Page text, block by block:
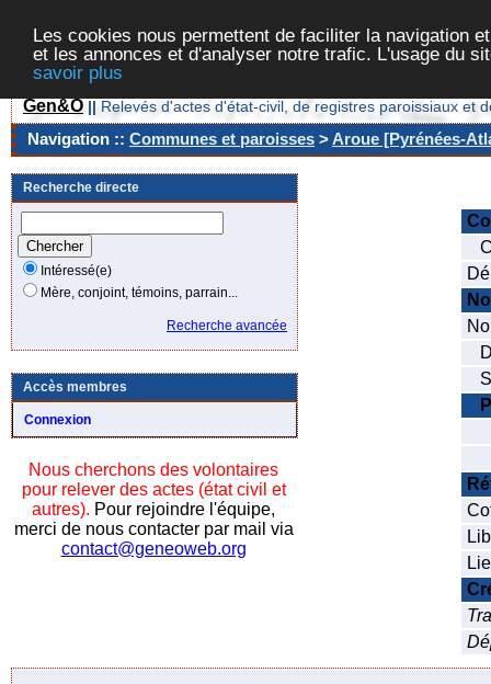
Les cookies nous permettent de faciliter la navigation
et les annonces et d'analyser notre trafic. L'usage du
savoir plus
Gen&O || Relevés d'actes d'état-civil, de registres paroissiaux et
Navigation :: Communes et paroisses >Aroue [Pyrénées-
Recherche directe
Intéressé(e)
Mère, conjoint, témoins, parrain...
Recherche avancée
Accès membres
Connexion
Nous cherchons des volontaires
pour relever des actes (état civil et
autres). Pour rejoindre l'équipe,
merci de nous contacter par mail via
contact@geneoweb.org